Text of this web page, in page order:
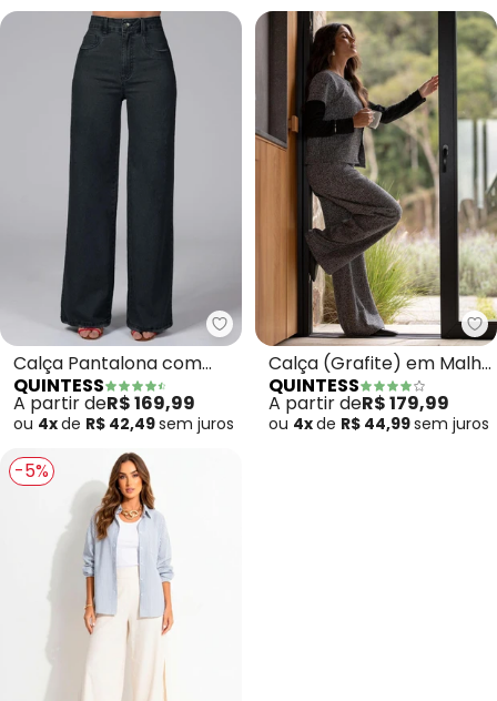
Quintess - Calça Pantalona
Calça Pantalona com
Bolsos (Jeans Preto)
QUINTESS
A partir deR$ 169,99
ou 4xde R$ 42,49sem juros
Calça (Grafite) em Malha
Tweed
QUINTESS
A partir deR$ 179,99
ou 4xde R$ 44,99sem juros
-5%